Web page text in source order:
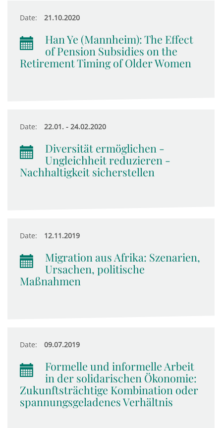
Date: 21.10.2020
Han Ye (Mannheim): The Effect
of Pension Subsidies on the
Retirement Timing of Older Women
Date: 22.01. - 24.02.2020
Diversität ermöglichen -
Ungleichheit reduzieren -
Nachhaltigkeit sicherstellen
Date: 12.11.2019
Migration aus Afrika: Szenarien,
Ursachen, politische
Maßnahmen
Date: 09.07.2019
Formelle und informelle Arbeit
in der solidarischen Ökonomie:
Zukunftsträchtige Kombination oder
spannungsgeladenes Verhältnis